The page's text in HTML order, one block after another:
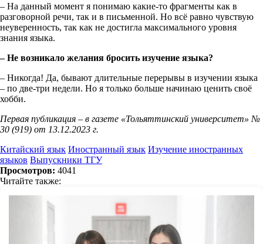
– На данный момент я понимаю какие-то фрагменты как в
разговорной речи, так и в письменной. Но всё равно чувствую
неуверенность, так как не достигла максимального уровня
знания языка.
– Не возникало желания бросить изучение языка?
– Никогда! Да, бывают длительные перерывы в изучении языка
– по две-три недели. Но я только больше начинаю ценить своё
хобби.
Первая публикация – в газете «Тольяттинский университет» №
30 (919) от 13.12.2023 г.
Китайский язык Иностранный язык Изучение иностранных
языков Выпускники ТГУ
Просмотров: 4041
Читайте также: